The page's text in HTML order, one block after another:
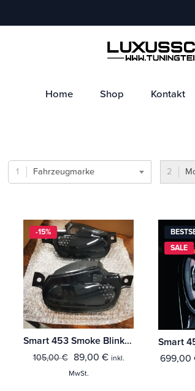
Home Shop Kontakt
Fahrzeugmarke
-15%
Smart 453 Smoke Blinker / Blinkergehäuse schwarz *mit E-Nummer*
105,00€ 89,00 € inkl.
MwSt.
SALE
699,00